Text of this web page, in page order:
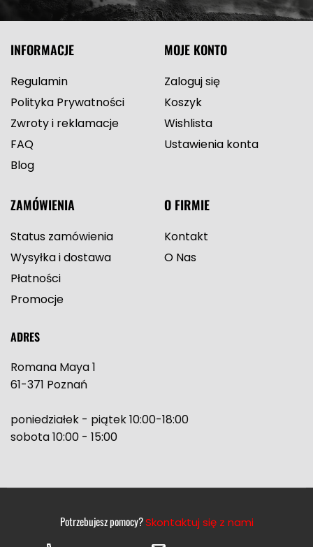
INFORMACJE
Regulamin
Polityka Prywatności
Zwroty i reklamacje
FAQ
Blog
MOJE KONTO
Zaloguj się
Koszyk
Wishlista
Ustawienia konta
ZAMÓWIENIA
Status zamówienia
Wysyłka i dostawa
Płatności
Promocje
O FIRMIE
Kontakt
O Nas
ADRES
Romana Maya 1
61-371 Poznań
poniedziałek - piątek 10:00-18:00
sobota 10:00 - 15:00
Potrzebujesz pomocy?Skontaktuj się z nami